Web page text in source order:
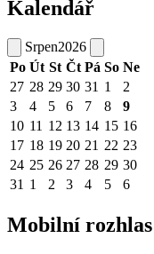
Kalendář
Srpen2026
Po Út St Čt Pá So Ne
27 28 29 30 31 1
2
3
4 5 6 7 8
9
10 11 12 13 14 15 16
17 18 19 20 21 22 23
24 25 26 27 28 29 30
31 1 2 3 4 5 6
Mobilní rozhlas